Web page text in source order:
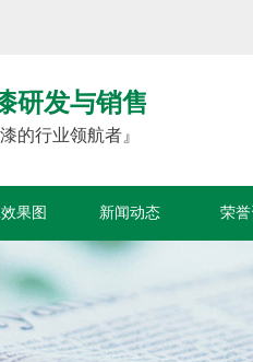
研发与销售
的行业领航者』
果图 新闻动态 荣